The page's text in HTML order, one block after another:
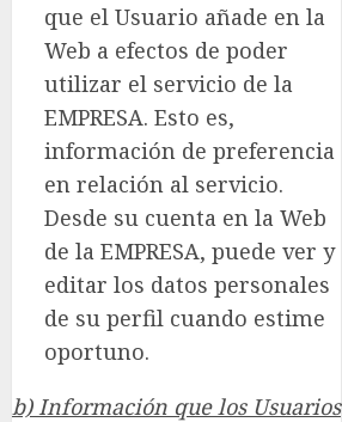
que el Usuario añade en la
Web a efectos de poder
utilizar el servicio de la
EMPRESA. Esto es,
información de preferencia
en relación al servicio.
Desde su cuenta en la Web
de la EMPRESA, puede ver y
editar los datos personales
de su perfil cuando estime
oportuno.
b) Información que los Usuarios